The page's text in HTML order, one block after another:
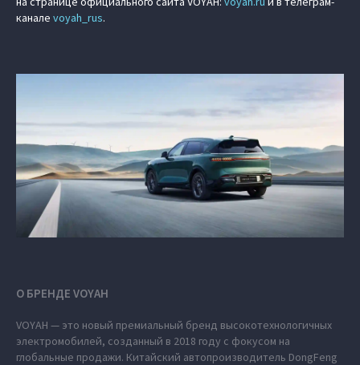
канале voyah_rus.
О БРЕНДЕ VOYAH
VOYAH — это новый премиальный бренд высокотехнологичных
электромобилей, созданный в 2018 году с фокусом на
глобальные продажи. Китайский автопроизводитель DongFeng